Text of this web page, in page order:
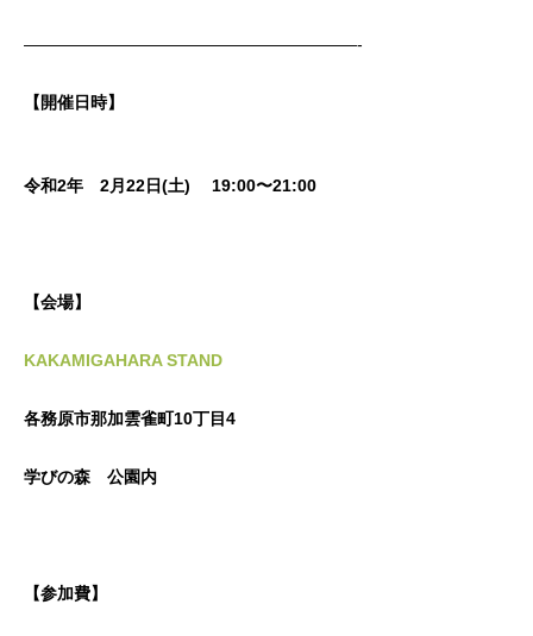
————————————————————-
【開催日時】
令和2年 2月22日(土) 19:00〜21:00
【会場】
KAKAMIGAHARA STAND
各務原市那加雲雀町10丁目4
学びの森 公園内
【参加費】